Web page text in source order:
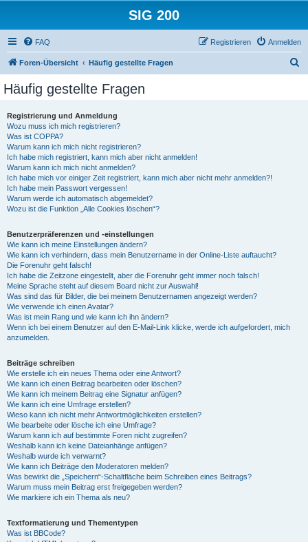
SIG 200
FAQ Anmelden
Registrieren
Foren-Übersicht Häufig gestellte Fragen
Häufig gestellte Fragen
Registrierung und Anmeldung
Wozu muss ich mich registrieren?
Was ist COPPA?
Warum kann ich mich nicht registrieren?
Ich habe mich registriert, kann mich aber nicht anmelden!
Warum kann ich mich nicht anmelden?
Ich habe mich vor einiger Zeit registriert, kann mich aber nicht mehr anmelden?!
Ich habe mein Passwort vergessen!
Warum werde ich automatisch abgemeldet?
Wozu ist die Funktion „Alle Cookies löschen“?
Benutzerpräferenzen und -einstellungen
Wie kann ich meine Einstellungen ändern?
Wie kann ich verhindern, dass mein Benutzername in der Online-Liste auftaucht?
Die Forenuhr geht falsch!
Ich habe die Zeitzone eingestellt, aber die Forenuhr geht immer noch falsch!
Meine Sprache steht auf diesem Board nicht zur Auswahl!
Was sind das für Bilder, die bei meinem Benutzernamen angezeigt werden?
Wie verwende ich einen Avatar?
Was ist mein Rang und wie kann ich ihn ändern?
Wenn ich bei einem Benutzer auf den E-Mail-Link klicke, werde ich aufgefordert, mich
anzumelden.
Beiträge schreiben
Wie erstelle ich ein neues Thema oder eine Antwort?
Wie kann ich einen Beitrag bearbeiten oder löschen?
Wie kann ich meinem Beitrag eine Signatur anfügen?
Wie kann ich eine Umfrage erstellen?
Wieso kann ich nicht mehr Antwortmöglichkeiten erstellen?
Wie bearbeite oder lösche ich eine Umfrage?
Warum kann ich auf bestimmte Foren nicht zugreifen?
Weshalb kann ich keine Dateianhänge anfügen?
Weshalb wurde ich verwarnt?
Wie kann ich Beiträge den Moderatoren melden?
Was bewirkt die „Speichern“-Schaltfläche beim Schreiben eines Beitrags?
Warum muss mein Beitrag erst freigegeben werden?
Wie markiere ich ein Thema als neu?
Textformatierung und Thementypen
Was ist BBCode?